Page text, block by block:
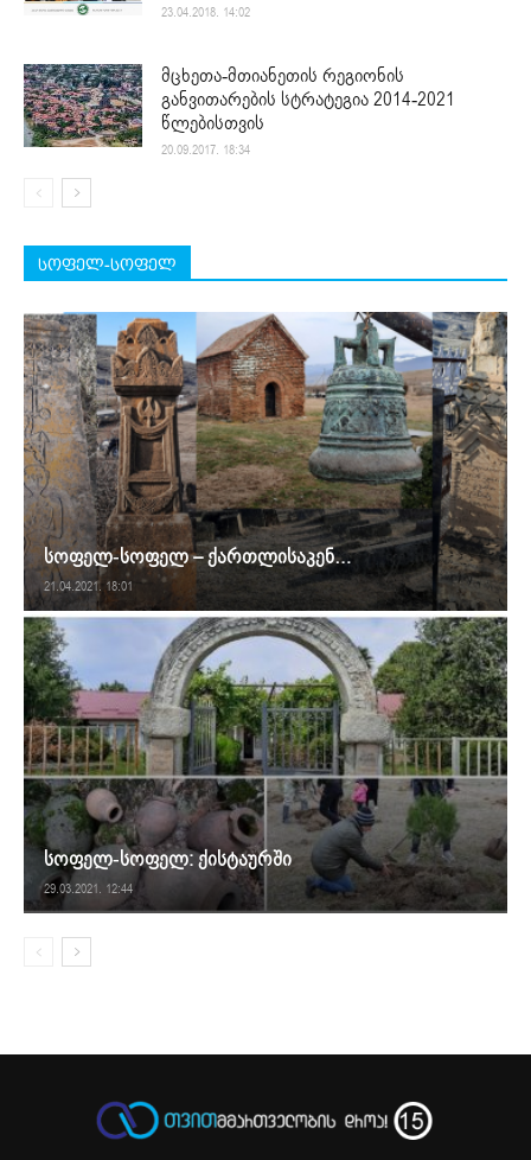
23.04.2018. 14:02
მცხეთა-მთიანეთის რეგიონის
განვითარების სტრატეგია 2014-2021
წლებისთვის
20.09.2017. 18:34
სოფელ-სოფელ
სოფელ-სოფელ – ქართლისაკენ…
21.04.2021. 18:01
სოფელ-სოფელ: ქისტაურში
29.03.2021. 12:44